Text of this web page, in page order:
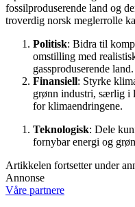
fossilproduserende land og
troverdig norsk meglerrolle
Politisk: Bidra til
omstilling med
gassproduserende land.
Finansiell: Styrke
grønn industri, særlig i
for klimaendringene.
Teknologisk: Dele
fornybar energi og
Artikkelen fortsetter under
Annonse
Våre partnere